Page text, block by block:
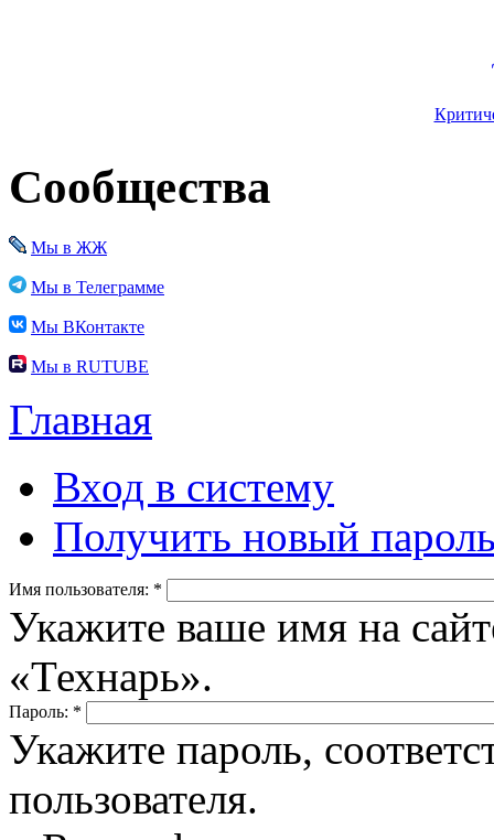
Сообщества
Мы в ЖЖ
Мы в Телеграмме
Мы ВКонтакте
Мы в RUTUBE
Главная
Вход в систему
Получить новый
Имя пользователя: *
Укажите ваше имя на
«Технарь».
Пароль: *
Укажите пароль,
пользователя.